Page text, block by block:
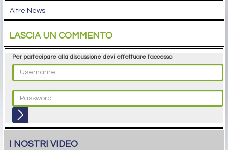
Altre News
LASCIA UN COMMENTO
Per partecipare alla discussione devi effettuare l'accesso
I NOSTRI VIDEO